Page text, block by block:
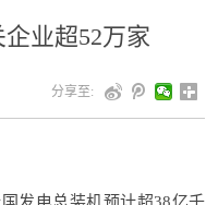
业超52万家
分享至: